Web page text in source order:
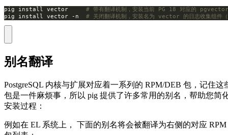
pig install vector # 带有翻译机制，安装当前 PG 18 对应的
pig install vector -n # 关闭翻译机制，安装名为 vector 的日志收集组
别名翻译
PostgreSQL 内核与扩展对应着一系列的 RPM/DEB 包，记住这
包是一件麻烦事，所以 pig 提供了许多常用的别名，帮助您简
安装过程：
例如在 EL 系统上， 下面的别名将会被翻译为右侧的对应 RPM